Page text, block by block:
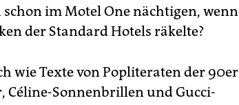
im Motel One nächtigen, wenn
der Standard Hotels räkelte?
wie Texte von Pop­literaten der 90er
Céline-Sonnenbrillen und Gucci-